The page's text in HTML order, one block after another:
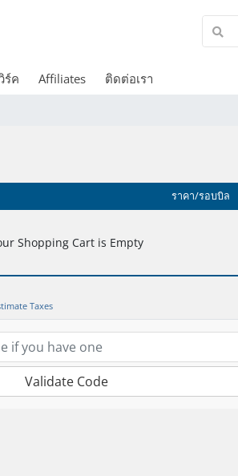
ร์ค Affiliates ติดต่อเรา
ราคา/รอบบิล
Shopping Cart is Empty
Taxes
Validate Code